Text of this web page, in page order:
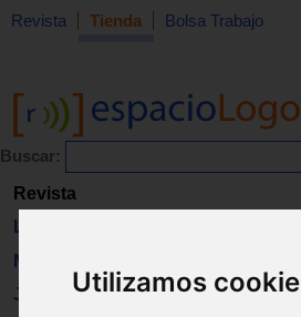
Utilizamos
Revista Tienda Bolsa Trabajo
Buscar:
Revista
Libros
Material
Juguetes